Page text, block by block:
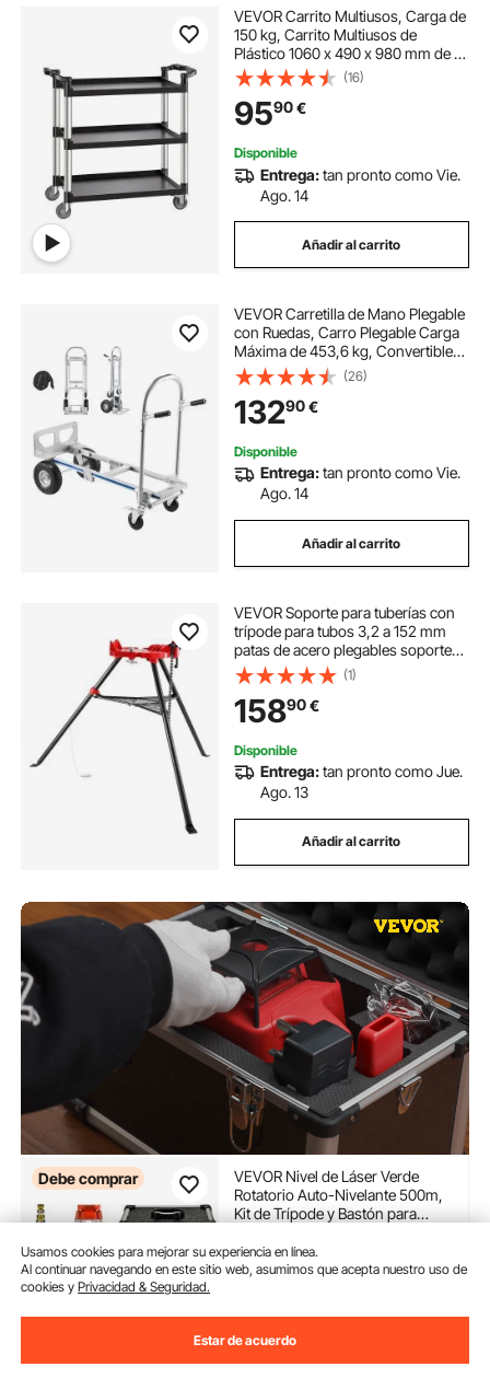
VEVOR Carrito Multiusos, Carga de
150 kg, Carrito Multiusos de
Plástico 1060 x 490 x 980 mm de 3
Niveles con Ruedas Giratorias de
360° (2 con Frenos), para Almacén,
Restaurante, Cocina, Negro
(16)
9590€
Disponible
Entrega:tan pronto como Vie.
Ago. 14
Añadir al carrito
VEVOR Carretilla de Mano Plegable
con Ruedas, Carro Plegable Carga
Máxima de 453,6 kg, Convertible
con Asa y Ruedas Antideslizantes,
para Mudanzas para Casa, Oficina,
Almacén, Supermercado, Mercado
(26)
13290€
Disponible
Entrega:tan pronto como Vie.
Ago. 14
Añadir al carrito
VEVOR Soporte para tuberías con
trípode para tubos 3,2 a 152 mm
patas de acero plegables soportes
para tubos con bandeja tornillo de
banco con cadena para una
variedad de materiales de tuberías
(1)
15890€
Disponible
Entrega:tan pronto como Jue.
Ago. 13
Añadir al carrito
Debe comprar
VEVOR Nivel de Láser Verde
Rotatorio Auto-Nivelante 500m,
Kit de Trípode y Bastón para
Trípode de Nivel Plegable para
Herramientas Automáticas de
25590 €
Disponible
Entrega:
Ago. 13
Usamos cookies para mejorar su experiencia en línea.
Al continuar navegando en este sitio web, asumimos que acepta nuestro uso de
cookies yPrivacidad & Seguridad.
Estar de acuerdo